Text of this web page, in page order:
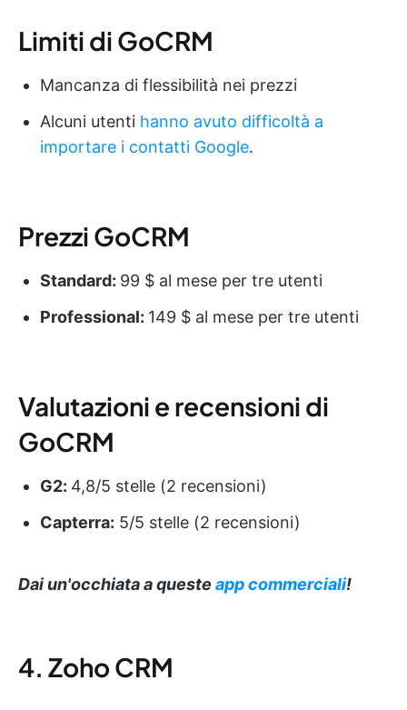
Limiti di GoCRM
Mancanza di flessibilità nei prezzi
Alcuni utenti hanno avuto difficoltà a
importare i contatti Google.
Prezzi GoCRM
Standard: 99 $ al mese per tre utenti
Professional: 149 $ al mese per tre utenti
Valutazioni e recensioni di
GoCRM
G2: 4,8/5 stelle (2 recensioni)
Capterra: 5/5 stelle (2 recensioni)
Dai un'occhiata a queste app commerciali!
4. Zoho CRM